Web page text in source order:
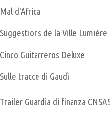
Mal d'Africa
Suggestions de la Ville Lumiére
Cinco Guitarreros Deluxe
Sulle tracce di Gaudì
Trailer Guardia di finanza